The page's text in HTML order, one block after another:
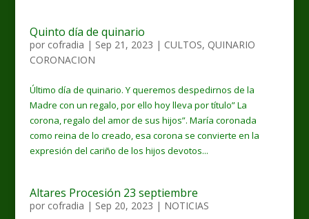
Quinto día de quinario
por cofradia | Sep 21, 2023 | CULTOS, QUINARIO
CORONACION
Último día de quinario. Y queremos despedirnos de la
Madre con un regalo, por ello hoy lleva por título” La
corona, regalo del amor de sus hijos”. María coronada
como reina de lo creado, esa corona se convierte en la
expresión del cariño de los hijos devotos...
Altares Procesión 23 septiembre
por cofradia | Sep 20, 2023 | NOTICIAS